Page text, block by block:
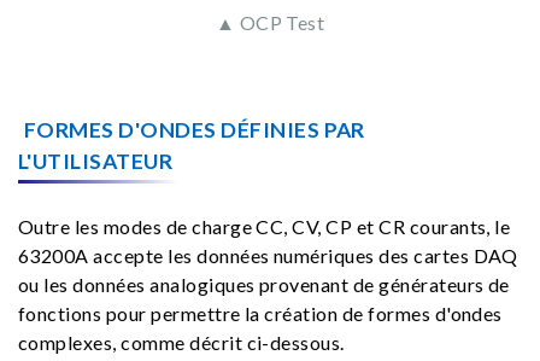
▲ OCP Test
FORMES D'ONDES DÉFINIES PAR
L'UTILISATEUR
Outre les modes de charge CC, CV, CP et CR courants, le
63200A accepte les données numériques des cartes DAQ
ou les données analogiques provenant de générateurs de
fonctions pour permettre la création de formes d'ondes
complexes, comme décrit ci-dessous.